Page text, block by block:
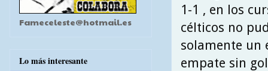
1-1 , en los
célticos no
solamente un
empate sin
Fameceleste@hotmail.es
Lo más interesante